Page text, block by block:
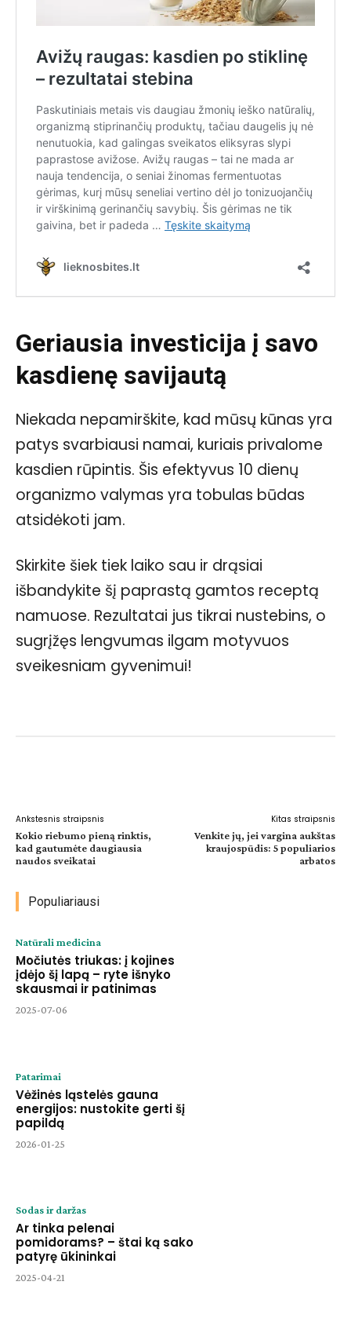
Geriausia investicija į savo
kasdienę savijautą
Niekada nepamirškite, kad mūsų kūnas yra
patys svarbiausi namai, kuriais privalome
kasdien rūpintis. Šis efektyvus 10 dienų
organizmo valymas yra tobulas būdas
atsidėkoti jam.
Skirkite šiek tiek laiko sau ir drąsiai
išbandykite šį paprastą gamtos receptą
namuose. Rezultatai jus tikrai nustebins, o
sugrįžęs lengvumas ilgam motyvuos
sveikesniam gyvenimui!
Ankstesnis straipsnis
Kokio riebumo pieną rinktis,
kad gautumėte daugiausia
naudos sveikatai
Kitas straipsnis
Venkite jų, jei vargina aukštas
kraujospūdis: 5 populiarios
arbatos
Populiariausi
Natūrali medicina
Močiutės triukas: į kojines
įdėjo šį lapą – ryte išnyko
skausmai ir patinimas
2025-07-06
Patarimai
Vėžinės ląstelės gauna
energijos: nustokite gerti šį
papildą
2026-01-25
Sodas ir daržas
Ar tinka pelenai
pomidorams? – štai ką sako
patyrę ūkininkai
2025-04-21